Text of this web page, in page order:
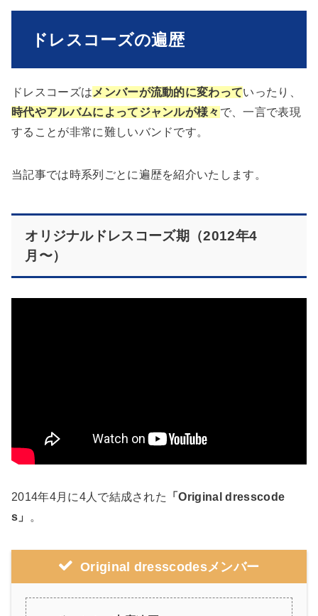
ドレスコーズの遍歴
ドレスコーズは メンバーが流動的に変わっていったり、
時代やアルバムによってジャンルが様々 で、一言で表現
することが非常に難しいバンドです。
当記事では時系列ごとに遍歴を紹介いたします。
オリジナルドレスコーズ期（2012年4
月〜）
2014年4月に4人で結成された
「Original dresscode
s」
。
Original dresscodesメンバー